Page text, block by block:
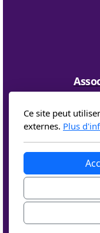
6,
Ce site peut
externes. Plus